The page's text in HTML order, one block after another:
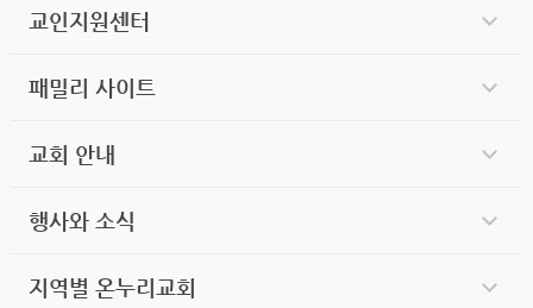
교인지원센터
패밀리 사이트
교회 안내
행사와 소식
지역별 온누리교회